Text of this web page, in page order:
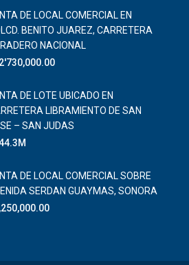
DE LOCAL COMERCIAL EN
BENITO JUAREZ, CARRETERA
NACIONAL
DE LOTE UBICADO EN
LIBRAMIENTO DE SAN
– SAN JUDAS
DE LOCAL COMERCIAL SOBRE
SERDAN GUAYMAS, SONORA